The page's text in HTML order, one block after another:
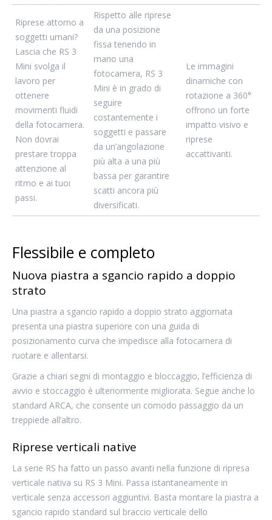
Riprese attorno a
soggetti umani?
Lascia che RS 3
Mini svolga il
lavoro per
ottenere
movimenti fluidi
della fotocamera.
Non dovrai
prestare troppa
attenzione al
ritmo e ai tuoi
passi.
Rispetto alle riprese
da una posizione
fissa tenendo in
mano una
fotocamera, RS 3
Mini è in grado di
seguire
costantemente i
soggetti e passare
da un’angolazione
più alta a una più
bassa per garantire
scatti ancora più
diversificati.
Le immagini
dinamiche con
rotazione a 360°
offrono un forte
impatto visivo e
riprese
accattivanti.
Flessibile e completo
Nuova piastra a sgancio rapido a doppio
strato
Una piastra a sgancio rapido a doppio strato aggiornata
presenta una piastra superiore con una guida di
posizionamento curva che impedisce alla fotocamera di
ruotare e allentarsi.
Grazie a chiari segni di montaggio e bloccaggio, l’efficienza di
avvio e stoccaggio è ulteriormente migliorata. Segue anche lo
standard ARCA, che consente un comodo passaggio da un
treppiede all’altro.
Riprese verticali native
La serie RS ha fatto un passo avanti nella funzione di ripresa
verticale nativa su RS 3 Mini. Passa istantaneamente in
verticale senza accessori aggiuntivi. Basta montare la piastra a
sgancio rapido standard sul braccio verticale dello